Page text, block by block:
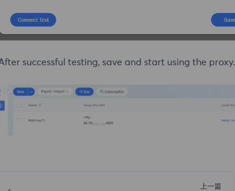
successful testing, save and start using the proxy.
上一篇